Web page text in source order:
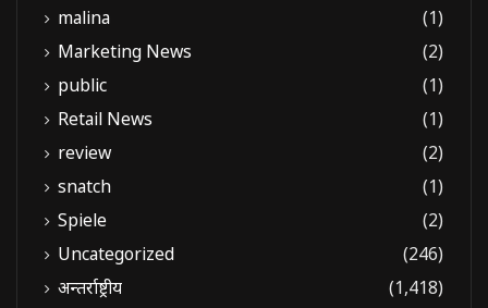
malina
(1)
Marketing News
(2)
public
(1)
Retail News
(1)
review
(2)
snatch
(1)
Spiele
(2)
Uncategorized
(246)
अन्तर्राष्ट्रीय
(1,418)